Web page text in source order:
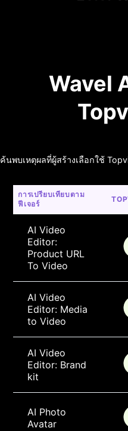
Wavel
ค้นพบเหตุผลที่ผู้สร้างเลือกใช้
การเปรียบเทียบตาม
ฟีเจอร์
AI Video
Editor:
Product URL
To Video
AI Video
Editor: Media
to Video
AI Video
Editor: Brand
kit
AI Photo
Avatar